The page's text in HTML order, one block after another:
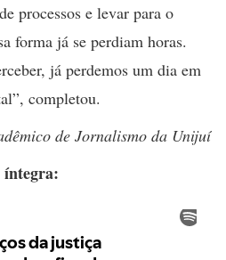
processos e levar para o
forma já se perdiam horas.
já perdemos um dia em
completou.
de Jornalismo da Unijuí